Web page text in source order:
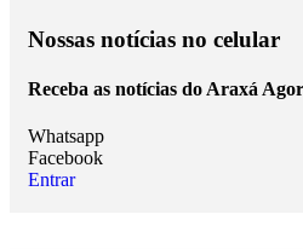
Nossas notícias no celular
Receba as notícias do Araxá
Whatsapp
Facebook
Entrar